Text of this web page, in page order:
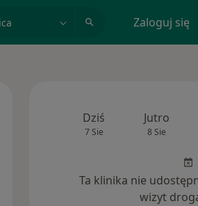
Zaloguj się
Dziś
7 Sie
Jutro
8 Sie
Ta klinika nie
wizyt